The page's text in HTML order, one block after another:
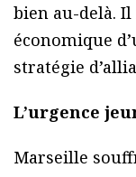
bien au-delà. Il
économique
stratégie
L’urgence
Marseille